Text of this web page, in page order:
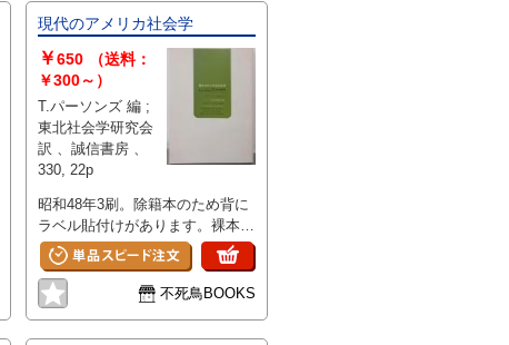
現代のアメリカ社会学
￥650
（送料：
￥300～）
T.パーソンズ 編 ;
東北社会学研究会
訳 、誠信書房 、
330, 22p
昭和48年3刷。除籍本のため背に
ラベル貼付けがあります。裸本で
す。ヤケ汚れと傷みがあります。
不死鳥BOOKS